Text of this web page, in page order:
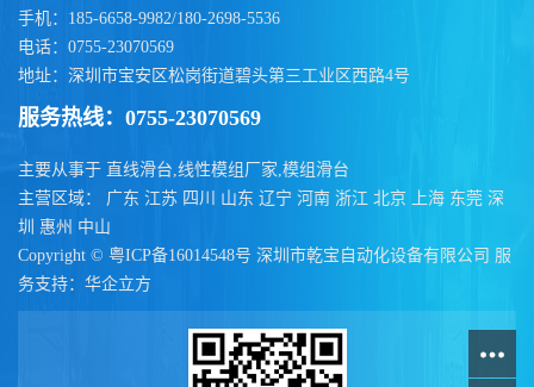
手机：185-6658-9982/180-2698-5536
电话：0755-23070569
地址：深圳市宝安区松岗街道碧头第三工业区西路4号
服务热线：0755-23070569
主要从事于 直线滑台 线性模组厂家 模组滑台
主营区域： 广东 江苏 四川 山东 辽宁 河南 浙江 北京 上海 东莞 深
圳 惠州 中山
Copyright © 粤ICP备16014548号 深圳市乾宝自动化设备有限公司 服
务支持： 华企立方